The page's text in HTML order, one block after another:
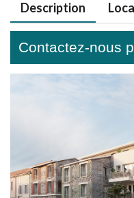
Description
Contactez-nous